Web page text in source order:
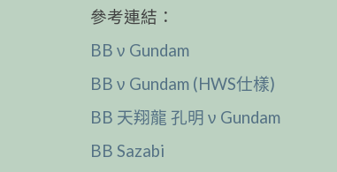
參考連結：
BB ν Gundam
BB ν Gundam (HWS仕樣)
BB 天翔龍 孔明 ν Gundam
BB Sazabi